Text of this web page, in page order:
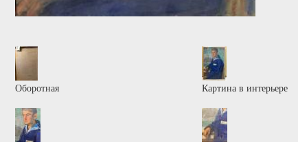
Оборотная Картина в интерьере